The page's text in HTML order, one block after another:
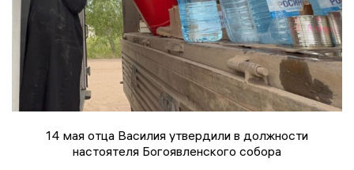
14 мая отца Василия утвердили в должности
настоятеля Богоявленского собора